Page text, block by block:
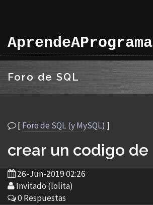
Foro de SQL
[Foro de SQL (y MySQL) ]
crear un codigo de
26-Jun-2019 02:26
Invitado (lolita)
0 Respuestas